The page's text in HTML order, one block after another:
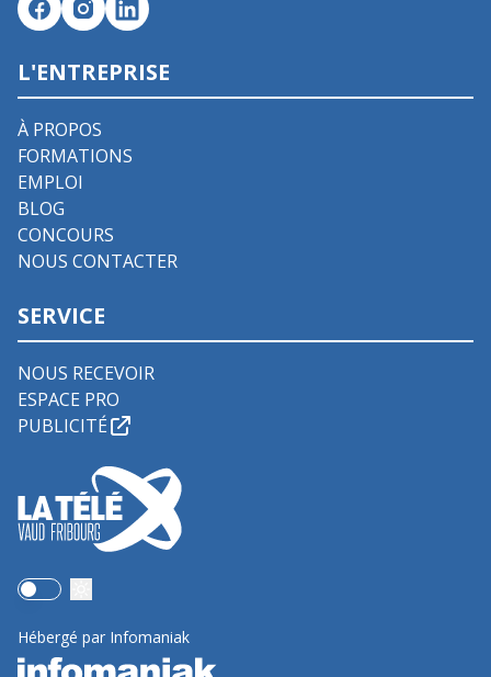
L'ENTREPRISE
À PROPOS
FORMATIONS
EMPLOI
BLOG
CONCOURS
NOUS CONTACTER
SERVICE
NOUS RECEVOIR
ESPACE PRO
PUBLICITÉ
Use setting
Hébergé par Infomaniak